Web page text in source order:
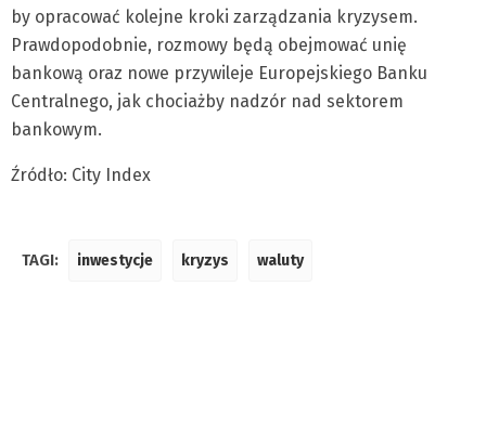
by opracować kolejne kroki zarządzania kryzysem.
Prawdopodobnie, rozmowy będą obejmować unię
bankową oraz nowe przywileje Europejskiego Banku
Centralnego, jak chociażby nadzór nad sektorem
bankowym.
Źródło: City Index
TAGI: inwestycje kryzys waluty